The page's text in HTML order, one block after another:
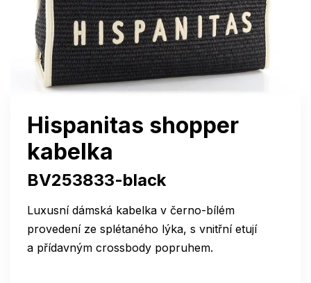
Hispanitas shopper
kabelka
BV253833-black
Luxusní dámská kabelka v černo-bílém
provedení ze splétaného lýka, s vnitřní etují
a přídavným crossbody popruhem.